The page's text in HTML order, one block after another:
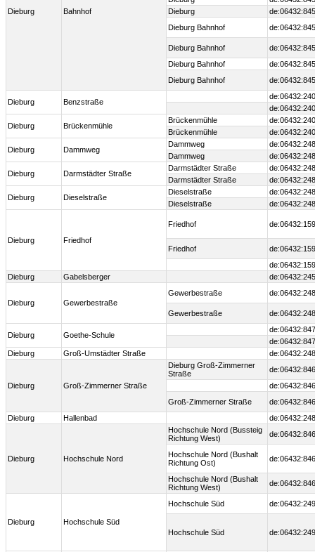
Dieburg Bahnhof
Dieburg
Dieburg Bahnhof
Dieburg Bahnhof
Dieburg Bahnhof
Dieburg Bahnhof
Dieburg Benzstraße
Dieburg Brückenmühle
Brückenmühle
Brückenmühle
Dieburg Dammweg
Dammweg
Dammweg
Dieburg Darmstädter Straße
Darmstädter Straße
Darmstädter Straße
Dieburg Dieselstraße
Dieselstraße
Dieselstraße
Dieburg Friedhof
Friedhof
Friedhof
Dieburg
Gabelsberger
Dieburg Gewerbestraße
Gewerbestraße
Gewerbestraße
Dieburg Goethe-Schule
Dieburg
Groß-Umstädter Straße
Dieburg Groß-Zimmerner Straße
Dieburg Groß-Zimmerner
Straße
Groß-Zimmerner Straße
Dieburg
Hallenbad
Dieburg Hochschule Nord
Hochschule Nord (Bussteig
Richtung West)
Hochschule Nord (Bushalt
Richtung Ost)
Hochschule Nord (Bushalt
Richtung West)
Dieburg Hochschule Süd
Hochschule Süd
Hochschule Süd